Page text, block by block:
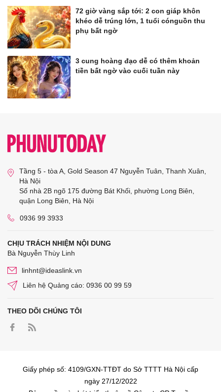
72 giờ vàng sắp tới: 2 con giáp khôn
khéo dễ trúng lớn, 1 tuổi cónguồn thu
phụ bất ngờ
3 cung hoàng đạo dễ có thêm khoản
tiền bất ngờ vào cuối tuần này
Tầng 5 - tòa A, Gold Season 47 Nguyễn Tuân, Thanh Xuân,
Hà Nội
Số nhà 2B ngõ 175 đường Bát Khối, phường Long Biên,
quận Long Biên, Hà Nội
0936 99 3933
CHỊU TRÁCH NHIỆM NỘI DUNG
Bà Nguyễn Thùy Linh
linhnt@ideaslink.vn
Liên hệ Quảng cáo: 0936 00 99 59
THEO DÕI CHÚNG TÔI
Giấy phép số: 4109/GXN-TTĐT do Sở TTTT Hà Nội cấp
ngày 27/12/2022